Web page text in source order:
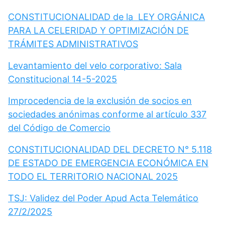
CONSTITUCIONALIDAD de la LEY ORGÁNICA
PARA LA CELERIDAD Y OPTIMIZACIÓN DE
TRÁMITES ADMINISTRATIVOS
Levantamiento del velo corporativo: Sala
Constitucional 14-5-2025
Improcedencia de la exclusión de socios en
sociedades anónimas conforme al artículo 337
del Código de Comercio
CONSTITUCIONALIDAD DEL DECRETO N° 5.118
DE ESTADO DE EMERGENCIA ECONÓMICA EN
TODO EL TERRITORIO NACIONAL 2025
TSJ: Validez del Poder Apud Acta Telemático
27/2/2025